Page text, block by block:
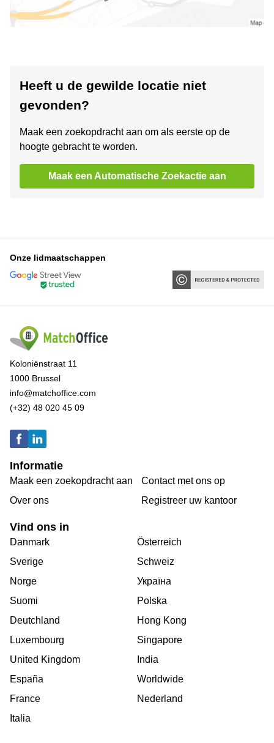
Heeft u de gewilde locatie niet
gevonden?
Maak een zoekopdracht aan om als eerste op de
hoogte gebracht te worden.
Maak een Automatische Zoekactie aan
Onze lidmaatschappen
Koloniënstraat 11
1000 Brussel
info@matchoffice.com
(+32) 48 020 45 09
Informatie
Maak een zoekopdracht aan
Over ons
Contact met ons op
Registreer uw kantoor
Vind ons in
Danmark
Sverige
Norge
Suomi
Deutchland
Luxembourg
United Kingdom
España
France
Italia
Österreich
Schweiz
Україна
Polska
Hong Kong
Singapore
India
Worldwide
Nederland